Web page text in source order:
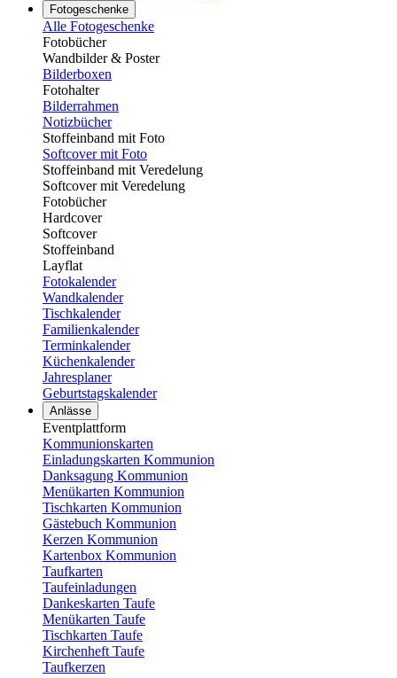
Fotogeschenke
Alle Fotogeschenke
Fotobücher
Wandbilder & Poster
Bilderboxen
Fotohalter
Bilderrahmen
Notizbücher
Stoffeinband mit Foto
Softcover mit Foto
Stoffeinband mit Veredelung
Softcover mit Veredelung
Fotobücher
Hardcover
Softcover
Stoffeinband
Layflat
Fotokalender
Wandkalender
Tischkalender
Familienkalender
Terminkalender
Küchenkalender
Jahresplaner
Geburtstagskalender
Anlässe
Eventplattform
Kommunionskarten
Einladungskarten Kommunion
Danksagung Kommunion
Menükarten Kommunion
Tischkarten Kommunion
Gästebuch Kommunion
Kerzen Kommunion
Kartenbox Kommunion
Taufkarten
Taufeinladungen
Dankeskarten Taufe
Menükarten Taufe
Tischkarten Taufe
Kirchenheft Taufe
Taufkerzen